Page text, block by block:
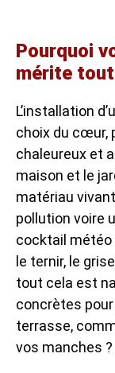
Pourquoi
mérite
L’installation
choix du cœur,
chaleureux et
maison et le
matériau
pollution voire
cocktail météo
le ternir, le
tout cela est
concrètes
terrasse,
vos manches ?